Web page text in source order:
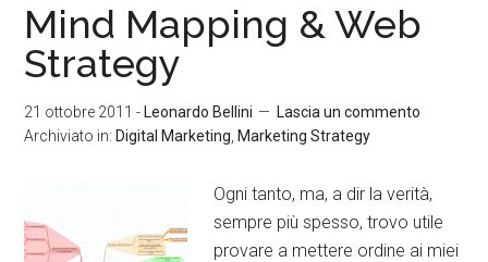
Mind Mapping & Web
Strategy
21 ottobre 2011 - Leonardo Bellini
Lascia un commento
Archiviato in: Digital Marketing Marketing Strategy
Ogni tanto, ma, a dir la verità,
sempre più spesso, trovo utile
provare a mettere ordine ai miei